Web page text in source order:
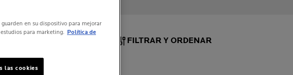
FILTRAR Y ORDENAR
en su dispositivo para mejorar
para marketing. Política de
las cookies